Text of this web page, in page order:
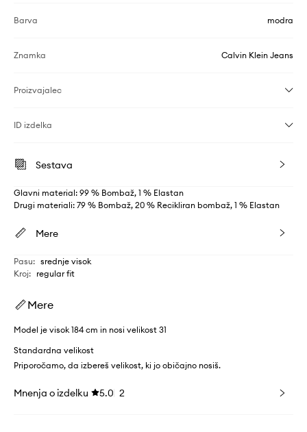
Barva modra
Znamka Calvin Klein Jeans
Proizvajalec
ID izdelka
Sestava
Glavni material: 99 % Bombaž, 1 % Elastan
Drugi materiali: 79 % Bombaž, 20 % Recikliran bombaž, 1 % Elastan
Mere
Pasu: srednje visok
Kroj: regular fit
Mere
Model je visok 184 cm in nosi velikost 31
Standardna velikost
Priporočamo, da izbereš velikost, ki jo običajno nosiš.
Mnenja o izdelku 5.0 2